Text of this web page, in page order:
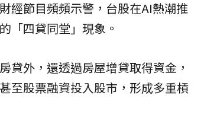
經節目頻頻示警，台股在AI熱潮推
「四貸同堂」現象。
貸外，還透過房屋增貸取得資金，
至股票融資投入股市，形成多重槓